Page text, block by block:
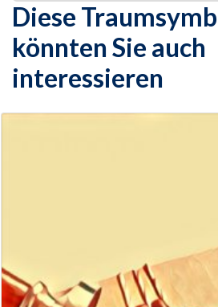
Diese
könnten Sie auch
interessieren